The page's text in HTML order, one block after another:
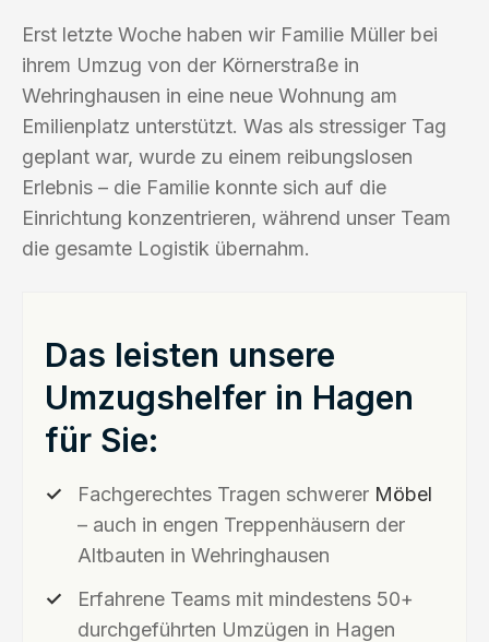
Erst letzte Woche haben wir Familie Müller bei
ihrem Umzug von der Körnerstraße in
Wehringhausen in eine neue Wohnung am
Emilienplatz unterstützt. Was als stressiger Tag
geplant war, wurde zu einem reibungslosen
Erlebnis – die Familie konnte sich auf die
Einrichtung konzentrieren, während unser Team
die gesamte Logistik übernahm.
Das leisten unsere
Umzugshelfer in Hagen
für Sie:
Fachgerechtes Tragen schwerer Möbel
– auch in engen Treppenhäusern der
Altbauten in Wehringhausen
Erfahrene Teams mit mindestens 50+
durchgeführten Umzügen in Hagen